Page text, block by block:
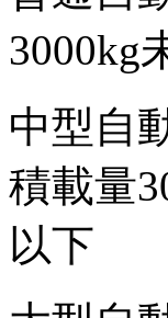
3000kg
中型自
積載量
以下